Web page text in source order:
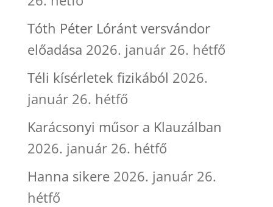
Tóth Péter Lóránt versvándor
előadása 2026. január 26. hétfő
Téli kísérletek fizikából 2026.
január 26. hétfő
Karácsonyi műsor a Klauzálban
2026. január 26. hétfő
Hanna sikere 2026. január 26.
hétfő